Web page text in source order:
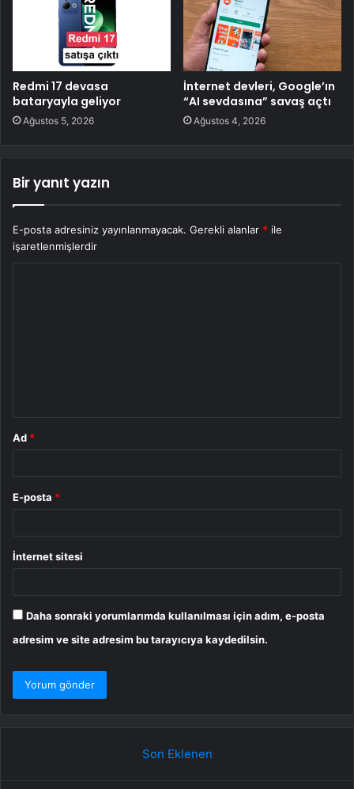
Redmi 17 devasa
bataryayla geliyor
Ağustos 5, 2026
İnternet devleri, Google’ın
“AI sevdasına” savaş açtı
Ağustos 4, 2026
Bir yanıt yazın
E-posta adresiniz yayınlanmayacak. Gerekli alanlar * ile
işaretlenmişlerdir
Ad *
E-posta *
İnternet sitesi
Daha sonraki yorumlarımda kullanılması için adım, e-posta
adresim ve site adresim bu tarayıcıya kaydedilsin.
Son Eklenen